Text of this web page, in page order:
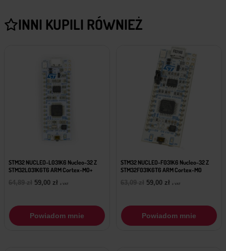
INNI KUPILI RÓWNIEŻ
STM32 NUCLEO-L031K6 Nucleo-32 Z
STM32L031K6T6 ARM Cortex-M0+
64,89zł Pierwotna
64,89 zł.
59,00 zł Aktualna
59,00 zł.
z VAT
Powiadom mnie
STM32 NUCLEO-F031K6 Nucleo-32 Z
STM32F031K6T6 ARM Cortex-M0
63,09zł
Pierwotna
63,09 zł.
59,00 zł Aktualna
59,00 zł.
z VAT
Powiadom mnie